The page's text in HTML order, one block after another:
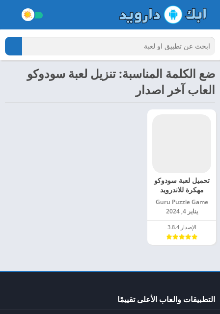
ضع الكلمة المناسبة: تنزيل لعبة سودوكو
العاب آخر اصدار
تحميل لعبة سودوكو
مهكرة للاندرويد
2024
Guru Puzzle Game‏
يناير 4, 2024
الإصدار 3.8.4
التطبيقات والعاب الأعلى تقييمًا